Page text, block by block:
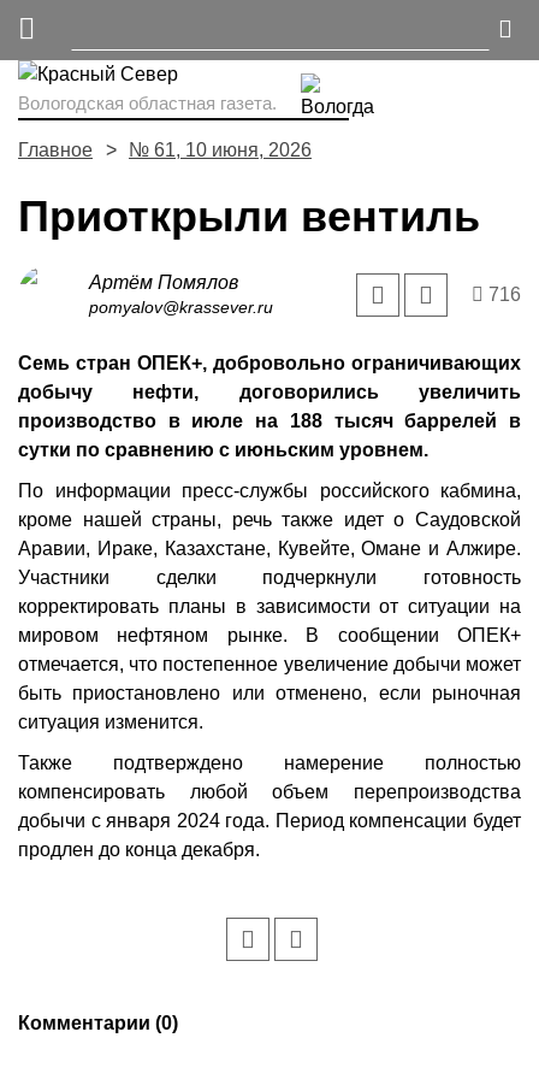
Вологодская областная газета.
Главное № 61, 10 июня, 2026
Приоткрыли вентиль
Артём Помялов
pomyalov@krassever.ru
716
Семь стран ОПЕК+, добровольно ограничивающих
добычу нефти, договорились увеличить
производство в июле на 188 тысяч баррелей в
сутки по сравнению с июньским уровнем.
По информации пресс-службы российского кабмина,
кроме нашей страны, речь также идет о Саудовской
Аравии, Ираке, Казахстане, Кувейте, Омане и Алжире.
Участники сделки подчерк­нули готовность
корректировать планы в зависимости от ситуации на
мировом нефтяном рынке. В сообщении ОПЕК+
отмечается, что постепенное увеличение добычи может
быть приостановлено или отменено, если рыночная
ситуация изменится.
Также подтверждено намерение полностью
компенсировать любой объем перепроизводства
добычи с января 2024 года. Период компенсации будет
продлен до конца декабря.
Комментарии (0)